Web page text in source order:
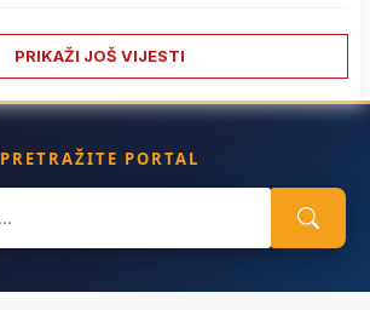
PRIKAŽI JOŠ VIJESTI
PRETRAŽITE PORTAL